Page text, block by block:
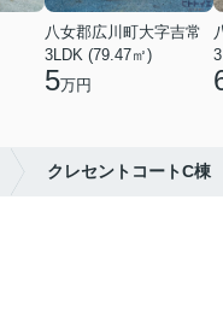
八女郡広川町大字吉常
3LDK (79.47㎡)
5万円
クレセントコートC棟